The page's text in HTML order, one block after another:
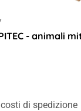
- animali
di spedizione